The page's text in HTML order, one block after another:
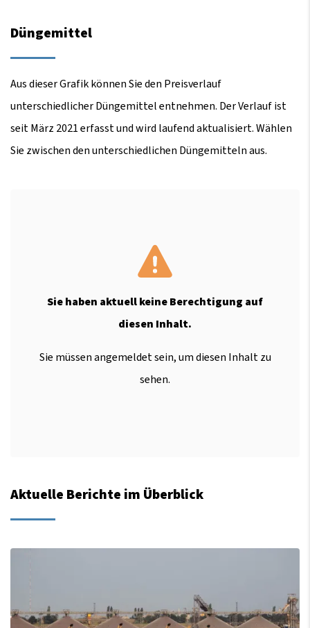
Düngemittel
Aus dieser Grafik können Sie den Preisverlauf
unterschiedlicher Düngemittel entnehmen. Der Verlauf ist
seit März 2021 erfasst und wird laufend aktualisiert. Wählen
Sie zwischen den unterschiedlichen Düngemitteln aus.
Sie haben aktuell keine Berechtigung auf
diesen Inhalt.
Sie müssen angemeldet sein, um diesen Inhalt zu
sehen.
Aktuelle Berichte im Überblick